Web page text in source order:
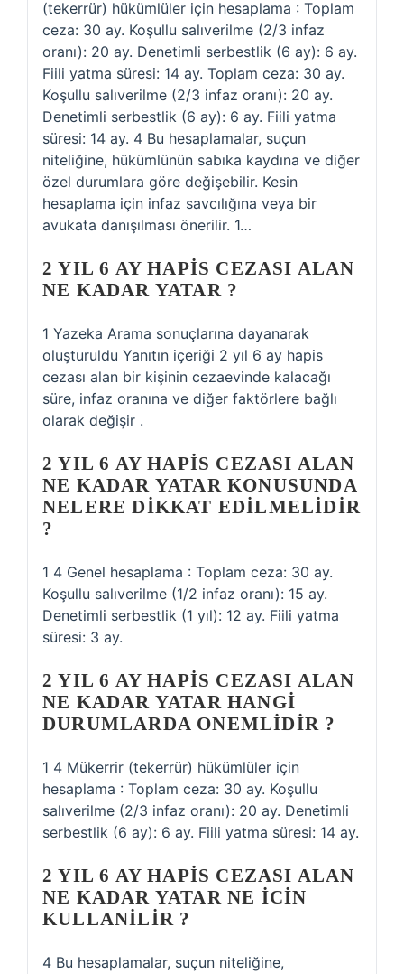
(tekerrür) hükümlüler için hesaplama : Toplam
ceza: 30 ay. Koşullu salıverilme (2/3 infaz
oranı): 20 ay. Denetimli serbestlik (6 ay): 6 ay.
Fiili yatma süresi: 14 ay. Toplam ceza: 30 ay.
Koşullu salıverilme (2/3 infaz oranı): 20 ay.
Denetimli serbestlik (6 ay): 6 ay. Fiili yatma
süresi: 14 ay. 4 Bu hesaplamalar, suçun
niteliğine, hükümlünün sabıka kaydına ve diğer
özel durumlara göre değişebilir. Kesin
hesaplama için infaz savcılığına veya bir
avukata danışılması önerilir. 1…
2 YIL 6 AY HAPIS CEZASI ALAN
NE KADAR YATAR ?
1 Yazeka Arama sonuçlarına dayanarak
oluşturuldu Yanıtın içeriği 2 yıl 6 ay hapis
cezası alan bir kişinin cezaevinde kalacağı
süre, infaz oranına ve diğer faktörlere bağlı
olarak değişir .
2 YIL 6 AY HAPIS CEZASI ALAN
NE KADAR YATAR KONUSUNDA
NELERE DIKKAT EDILMELIDIR
?
1 4 Genel hesaplama : Toplam ceza: 30 ay.
Koşullu salıverilme (1/2 infaz oranı): 15 ay.
Denetimli serbestlik (1 yıl): 12 ay. Fiili yatma
süresi: 3 ay.
2 YIL 6 AY HAPIS CEZASI ALAN
NE KADAR YATAR HANGI
DURUMLARDA ONEMLIDIR ?
1 4 Mükerrir (tekerrür) hükümlüler için
hesaplama : Toplam ceza: 30 ay. Koşullu
salıverilme (2/3 infaz oranı): 20 ay. Denetimli
serbestlik (6 ay): 6 ay. Fiili yatma süresi: 14 ay.
2 YIL 6 AY HAPIS CEZASI ALAN
NE KADAR YATAR NE ICIN
KULLANILIR ?
4 Bu hesaplamalar, suçun niteliğine,